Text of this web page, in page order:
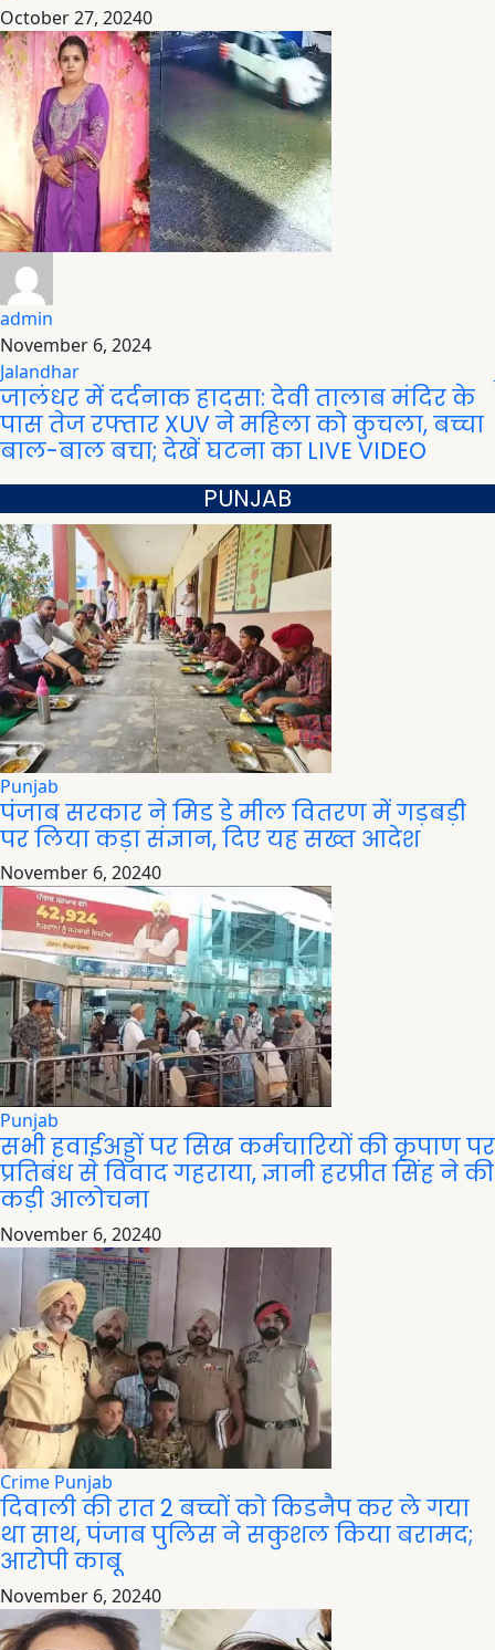
October 27, 20240
admin
November 6, 2024
Jalandhar
जालंधर में दर्दनाक हादसा: देवी तालाब मंदिर के
पास तेज रफ्तार XUV ने महिला को कुचला, बच्चा
बाल-बाल बचा; देखें घटना का LIVE VIDEO
PUNJAB
Punjab
पंजाब सरकार ने मिड डे मील वितरण में गड़बड़ी
पर लिया कड़ा संज्ञान, दिए यह सख्त आदेश
November 6, 20240
Punjab
सभी हवाईअड्डों पर सिख कर्मचारियों की कृपाण पर
प्रतिबंध से विवाद गहराया, ज्ञानी हरप्रीत सिंह ने की
कड़ी आलोचना
November 6, 20240
Crime Punjab
दिवाली की रात 2 बच्चों को किडनैप कर ले गया
था साथ, पंजाब पुलिस ने सकुशल किया बरामद;
आरोपी काबू
November 6, 20240